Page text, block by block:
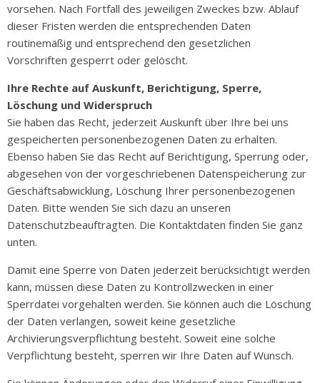
vorsehen. Nach Fortfall des jeweiligen Zweckes bzw. Ablauf
dieser Fristen werden die entsprechenden Daten
routinemäßig und entsprechend den gesetzlichen
Vorschriften gesperrt oder gelöscht.
Ihre Rechte auf Auskunft, Berichtigung, Sperre,
Löschung und Widerspruch
Sie haben das Recht, jederzeit Auskunft über Ihre bei uns
gespeicherten personenbezogenen Daten zu erhalten.
Ebenso haben Sie das Recht auf Berichtigung, Sperrung oder,
abgesehen von der vorgeschriebenen Datenspeicherung zur
Geschäftsabwicklung, Löschung Ihrer personenbezogenen
Daten. Bitte wenden Sie sich dazu an unseren
Datenschutzbeauftragten. Die Kontaktdaten finden Sie ganz
unten.
Damit eine Sperre von Daten jederzeit berücksichtigt werden
kann, müssen diese Daten zu Kontrollzwecken in einer
Sperrdatei vorgehalten werden. Sie können auch die Löschung
der Daten verlangen, soweit keine gesetzliche
Archivierungsverpflichtung besteht. Soweit eine solche
Verpflichtung besteht, sperren wir Ihre Daten auf Wunsch.